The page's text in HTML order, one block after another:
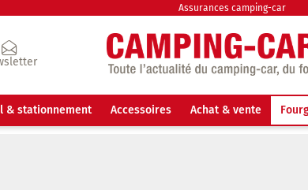
Assurances camping-car
& stationnement Accessoires Achat & vente